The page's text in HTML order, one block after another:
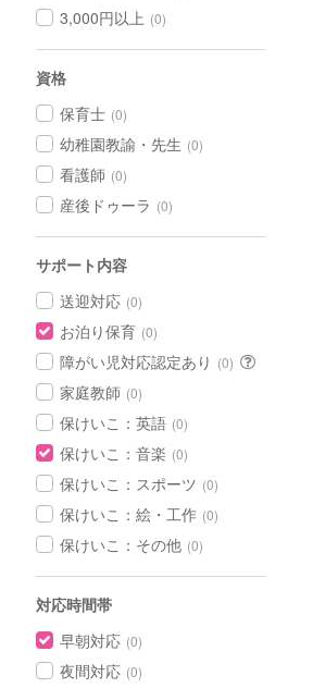
3,000円以上 (0)
資格
保育士 (0)
幼稚園教諭・先生 (0)
看護師 (0)
産後ドゥーラ (0)
サポート内容
送迎対応 (0)
お泊り保育 (0)
障がい児対応認定あり (0)
家庭教師 (0)
保けいこ：英語 (0)
保けいこ：音楽 (0)
保けいこ：スポーツ (0)
保けいこ：絵・工作 (0)
保けいこ：その他 (0)
対応時間帯
早朝対応 (0)
夜間対応 (0)